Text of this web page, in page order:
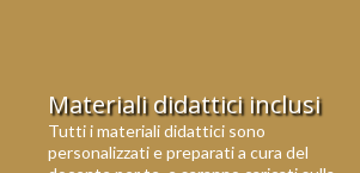
Materiali didattici inclusi
Tutti i materiali didattici sono
personalizzati e preparati a cura del